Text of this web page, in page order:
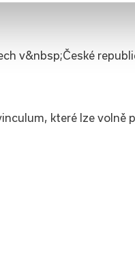
v&nbsp;České
které lze volně